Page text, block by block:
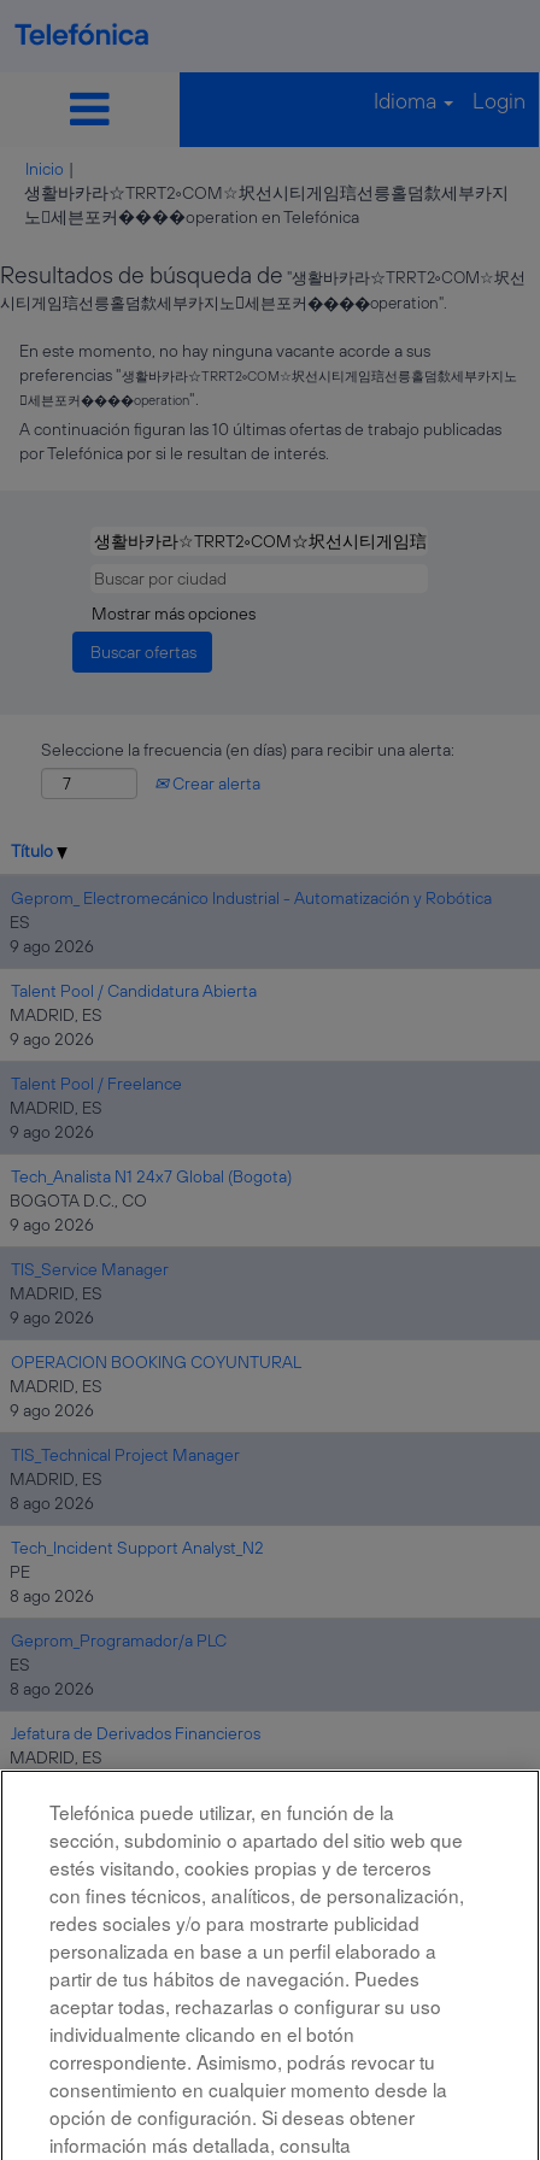
Idioma Login
Inicio |
생활바카라☆TRRT2༚COM☆㘮선시티게임琂선릉홀덤歀세부카지
노세븐포커����operation en Telefónica(página
Resultados de búsqueda de "생활바카라☆TRRT2༚COM☆㘮선
시티게임琂선릉홀덤歀세부카지노세븐포커����operation".
En este momento, no hay ninguna vacante acorde a sus
preferencias "생활바카라☆TRRT2༚COM☆㘮선시티게임琂선릉홀덤歀세부카지노
세븐포커����operation".
A continuación figuran las 10 últimas ofertas de trabajo publicadas
por Telefónica por si le resultan de interés.
Mostrar más opciones
Seleccione la frecuencia (en días) para recibir una alerta:
Crear alerta
Título
Geprom_ Electromecánico Industrial - Automatización y Robótica
ES
9 ago 2026
Talent Pool / Candidatura Abierta
MADRID, ES
9 ago 2026
Talent Pool / Freelance
MADRID, ES
9 ago 2026
Tech_Analista N1 24x7 Global (Bogota)
BOGOTA D.C., CO
9 ago 2026
TIS_Service Manager
MADRID, ES
9 ago 2026
OPERACION BOOKING COYUNTURAL
MADRID, ES
9 ago 2026
TIS_Technical Project Manager
MADRID, ES
8 ago 2026
Tech_Incident Support Analyst_N2
PE
8 ago 2026
Geprom_Programador/a PLC
ES
8 ago 2026
Jefatura de Derivados Financieros
MADRID, ES
Resultados
Aviso legal
Accesibilidad
Telefónica puede utilizar, en función de la
sección, subdominio o apartado del sitio web que
estés visitando, cookies propias y de terceros
con fines técnicos, analíticos, de personalización,
redes sociales y/o para mostrarte publicidad
personalizada en base a un perfil elaborado a
partir de tus hábitos de navegación. Puedes
aceptar todas, rechazarlas o configurar su uso
individualmente clicando en el botón
correspondiente. Asimismo, podrás revocar tu
consentimiento en cualquier momento desde la
opción de configuración. Si deseas obtener
información más detallada, consulta